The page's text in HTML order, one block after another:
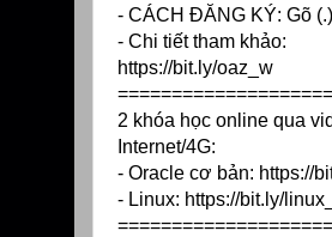
- CÁCH ĐĂNG KÝ: Gõ
- Chi tiết tham khảo:
https://bit.ly/oaz_w
2 khóa học online qua
Internet/4G:
- Oracle cơ bản: https://
- Linux: https://bit.ly/